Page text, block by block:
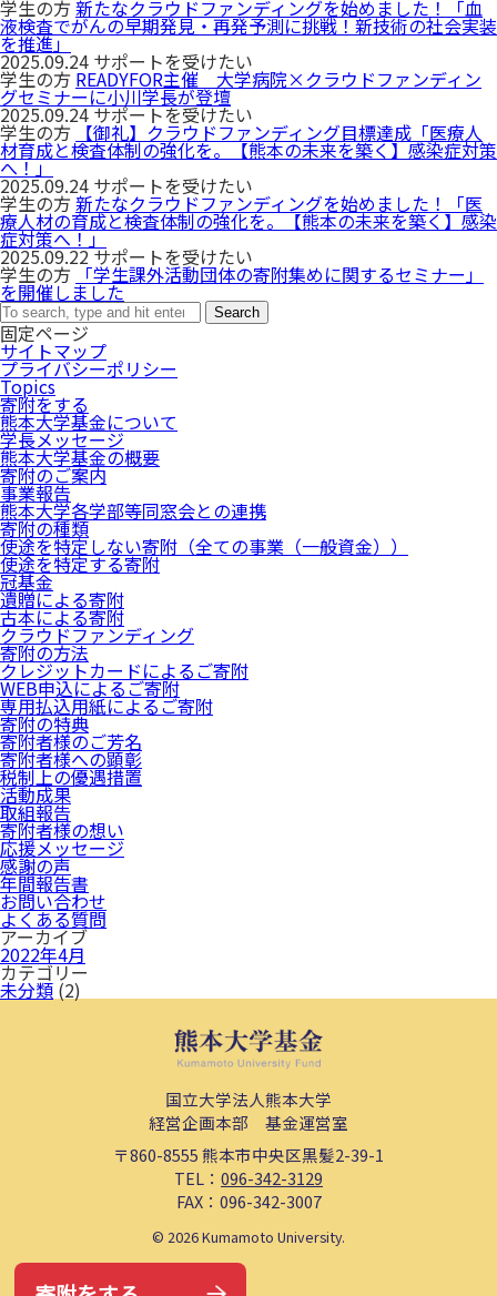
学生の方新たなクラウドファンディングを始めました！「血
液検査でがんの早期発見・再発予測に挑戦！新技術の社会実装
を推進」
2025.09.24 サポートを受けたい
学生の方 READYFOR主催 大学病院×クラウドファンディン
グセミナーに小川学長が登壇
2025.09.24サポートを受けたい
学生の方 【御礼】クラウドファンディング目標達成「医療人
材育成と検査体制の強化を。【熊本の未来を築く】感染症対策
へ！」
2025.09.24 サポートを受けたい
学生の方新たなクラウドファンディングを始めました！「医
療人材の育成と検査体制の強化を。【熊本の未来を築く】感染
症対策へ！」
2025.09.22サポートを受けたい
学生の方 「学生課外活動団体の寄附集めに関するセミナー」
を開催しました
Search
固定ページ
サイトマップ
プライバシーポリシー
Topics
寄附をする
熊本大学基金について
学長メッセージ
熊本大学基金の概要
寄附のご案内
事業報告
熊本大学各学部等同窓会との連携
寄附の種類
使途を特定しない寄附（全ての事業（一般資金））
使途を特定する寄附
冠基金
遺贈による寄附
古本による寄附
クラウドファンディング
寄附の方法
クレジットカードによるご寄附
WEB申込によるご寄附
専用払込用紙によるご寄附
寄附の特典
寄附者様のご芳名
寄附者様への顕彰
税制上の優遇措置
活動成果
取組報告
寄附者様の想い
応援メッセージ
感謝の声
年間報告書
お問い合わせ
よくある質問
アーカイブ
2022年4月
カテゴリー
未分類 (2)
国立大学法人熊本大学
経営企画本部 基金運営室
〒860-8555熊本市中央区黒髪2-39-1
TEL： 096-342-3129
FAX：096-342-3007
© 2026Kumamoto University.